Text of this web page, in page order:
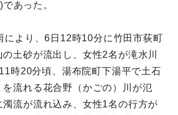
あった。
により、6日12時10分に竹田市荻町
土砂が流出し、女性2名が滝水川
時20分頃、湯布院町下湯平で土石
流れる花合野（かごの）川が氾
流が流れ込み、女性1名の行方が